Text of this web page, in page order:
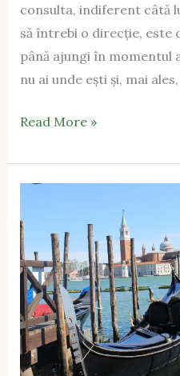
consulta, indiferent câtă
să întrebi o direcție, este
până ajungi în momentul
nu ai unde ești și, mai
Read More »
–
Dimineață
pe
Grand
Canal